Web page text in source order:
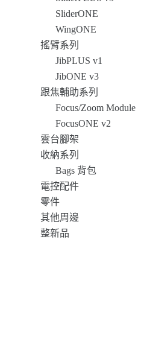
SliderONE
WingONE
搖臂系列
JibPLUS v1
JibONE v3
跟焦輔助系列
Focus/Zoom Module
FocusONE v2
雲台腳架
收納系列
Bags 背包
電控配件
零件
其他周邊
整新品